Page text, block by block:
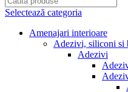
Selectează categoria
Amenajari interioare
Adezivi, siliconi si
Adezivi